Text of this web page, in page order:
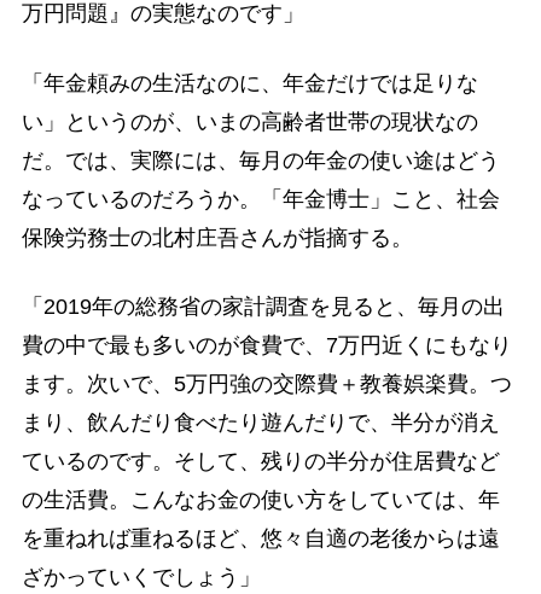
万円問題』の実態なのです」
「年金頼みの生活なのに、年金だけでは足りな
い」というのが、いまの高齢者世帯の現状なの
だ。では、実際には、毎月の年金の使い途はどう
なっているのだろうか。「年金博士」こと、社会
保険労務士の北村庄吾さんが指摘する。
「2019年の総務省の家計調査を見ると、毎月の出
費の中で最も多いのが食費で、7万円近くにもなり
ます。次いで、5万円強の交際費＋教養娯楽費。つ
まり、飲んだり食べたり遊んだりで、半分が消え
ているのです。そして、残りの半分が住居費など
の生活費。こんなお金の使い方をしていては、年
を重ねれば重ねるほど、悠々自適の老後からは遠
ざかっていくでしょう」